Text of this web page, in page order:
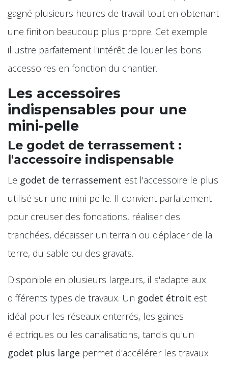
gagné plusieurs heures de travail tout en obtenant
une finition beaucoup plus propre. Cet exemple
illustre parfaitement l'intérêt de louer les bons
accessoires en fonction du chantier.
Les accessoires
indispensables pour une
mini-pelle
Le godet de terrassement :
l'accessoire indispensable
Le godet de terrassement est l'accessoire le plus
utilisé sur une mini-pelle. Il convient parfaitement
pour creuser des fondations, réaliser des
tranchées, décaisser un terrain ou déplacer de la
terre, du sable ou des gravats.
Disponible en plusieurs largeurs, il s'adapte aux
différents types de travaux. Un godet étroit est
idéal pour les réseaux enterrés, les gaines
électriques ou les canalisations, tandis qu'un
godet plus large permet d'accélérer les travaux